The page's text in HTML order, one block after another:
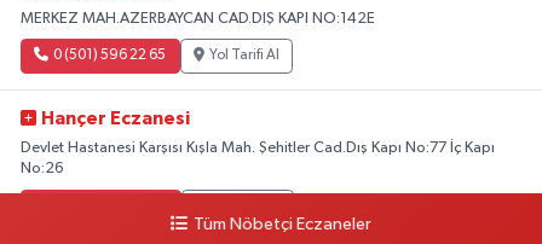
MERKEZ MAH.AZERBAYCAN CAD.DIŞ KAPI NO:142E
0 (501) 596 22 65 Yol Tarifi Al
Hançer Eczanesi
Devlet Hastanesi Karşısı Kışla Mah. Şehitler Cad.Dış Kapı No:77 İç Kapı
No:26
Tüm Nöbetçi Eczaneler